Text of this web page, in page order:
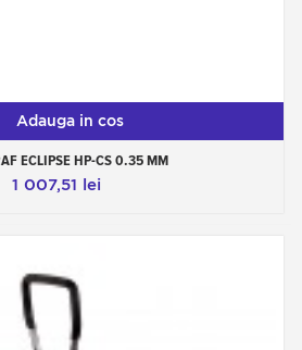
Adauga in cos
ECLIPSE HP-CS 0.35 MM
1 007,51 lei